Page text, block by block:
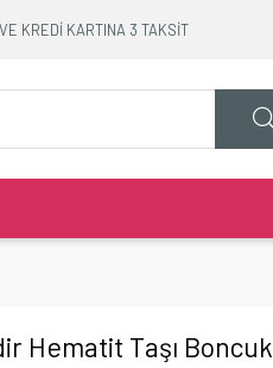
KREDİ KARTINA 3 TAKSİT
Hematit Taşı Boncuk